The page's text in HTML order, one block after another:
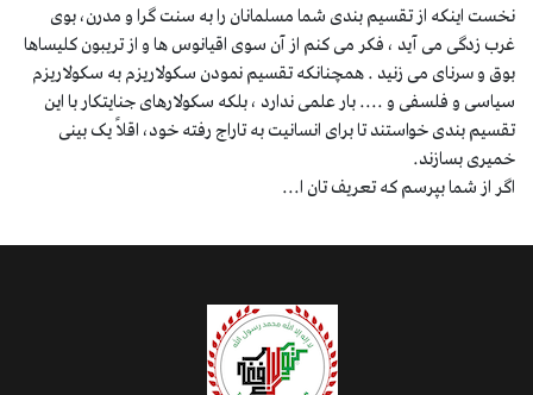
نخست اینکه از تقسیم بندی شما مسلمانان را به سنت گرا و مدرن، بوی
غرب زدگی می آید ، فکر می کنم از آن سوی اقیانوس ها و از تریبون کلیساها
بوق و سرنای می زنید . همچنانکه تقسیم نمودن سکولاریزم به سکولاریزم
سیاسی و فلسفی و .... بار علمی ندارد ، بلکه سکولارهای جنایتکار با این
تقسیم بندی خواستند تا برای انسانیت به تاراج رفته خود، اقلاً یک بینی
خمیری بسازند.
اگر از شما بپرسم که تعریف تان ا...